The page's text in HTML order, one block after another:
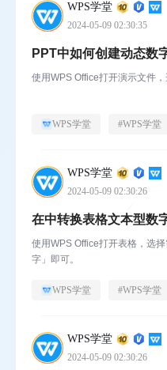
WPS学堂
2024-05-09 02:30:35
PPT中如何创建动态数
使用WPS Office打开演示文件，
WPS学堂 #WPS学堂
WPS学堂
2024-05-09 02:30:26
在中转换表格文本型数
使用WPS Office打开表格，选
字」即可。
WPS学堂 #WPS学堂
WPS学堂
2024-05-09 02:30:26